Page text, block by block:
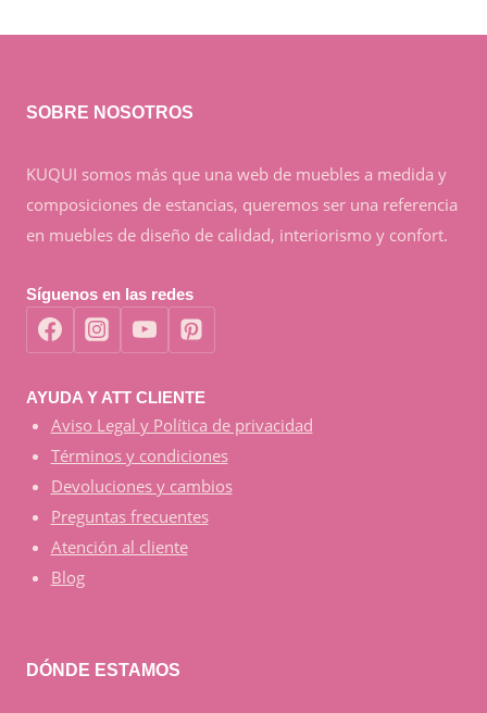
SOBRE NOSOTROS
KUQUI somos más que una web de muebles a medida y
composiciones de estancias, queremos ser una referencia
en muebles de diseño de calidad, interiorismo y confort.
Síguenos en las redes
AYUDA Y ATT CLIENTE
Aviso Legal y Política de privacidad
Términos y condiciones
Devoluciones y cambios
Preguntas frecuentes
Atención al cliente
Blog
DÓNDE ESTAMOS